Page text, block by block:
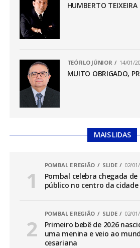
HUMBERTO TEIXEIRA
TEÓFILO JÚNIOR 14/01/
MUITO OBRIGADO,
MAIS LIDAS
POMBAL E REGIÃO SLIDE 02/
Pombal celebra chegada
público no centro da cidade
POMBAL E REGIÃO SLIDE 02/
Primeiro bebê de 2026
uma menina e veio ao
cesariana